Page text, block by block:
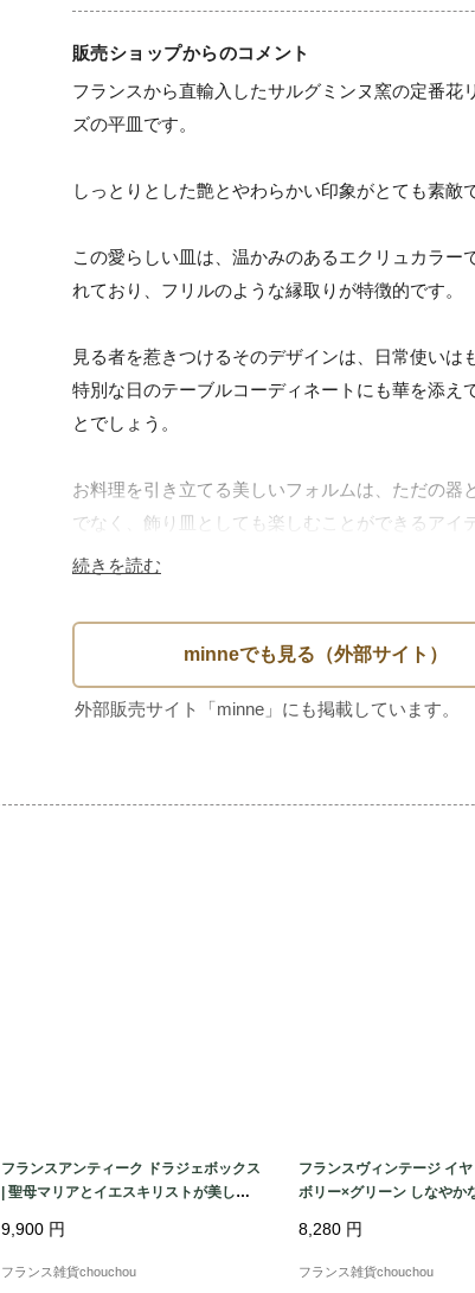
販売ショップからのコメント
フランスから直輸入したサルグミンヌ窯の定番花
ズの平皿です。
しっとりとした艶とやわらかい印象がとても素敵
この愛らしい皿は、温かみのあるエクリュカラー
れており、フリルのような縁取りが特徴的です。
見る者を惹きつけるそのデザインは、日常使いは
特別な日のテーブルコーディネートにも華を添え
とでしょう。
お料理を引き立てる美しいフォルムは、ただの器
でなく、飾り皿としても楽しむことができるアイ
ね。
フランスアンティーク好きなら一枚はもっておき
す。
等がある場合もございますがご了承ください。
それらも含めて、アンティークならではの風合い
続きを読む
フランスアンティーク ドラジェボックス
| 聖母マリアとイエスキリストが美しい
9,900 円
フランス雑貨chouchou
フランスヴィンテージ イ
ボリー×グリーン しなやか
8,280 円
フランス雑貨chouchou